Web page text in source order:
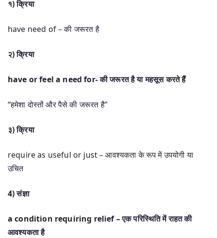
१) क्रिया
have need of – की जरूरत है
२) क्रिया
have or feel a need for- की जरूरत है या महसूस करते हैं
“हमेशा दोस्तों और पैसे की जरूरत है”
३) क्रिया
require as useful or just – आवश्यकता के रूप में उपयोगी या
उचित
4) संज्ञा
a condition requiring relief – एक परिस्थिति में राहत की
आवश्यकता है